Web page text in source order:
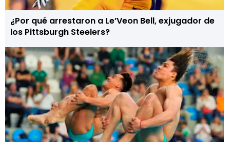
¿Por qué arrestaron a Le’Veon Bell, exjugador de
los Pittsburgh Steelers?